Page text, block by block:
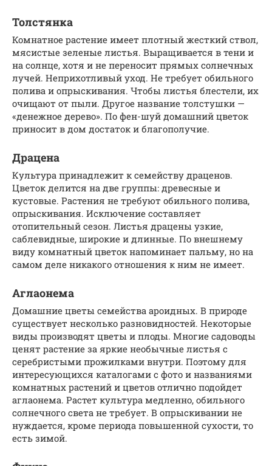
Толстянка
Комнатное растение имеет плотный жесткий ствол,
мясистые зеленые листья. Выращивается в тени и
на солнце, хотя и не переносит прямых солнечных
лучей. Неприхотливый уход. Не требует обильного
полива и опрыскивания. Чтобы листья блестели, их
очищают от пыли. Другое название толстушки —
«денежное дерево». По фен-шуй домашний цветок
приносит в дом достаток и благополучие.
Драцена
Культура принадлежит к семейству драценов.
Цветок делится на две группы: древесные и
кустовые. Растения не требуют обильного полива,
опрыскивания. Исключение составляет
отопительный сезон. Листья драцены узкие,
саблевидные, широкие и длинные. По внешнему
виду комнатный цветок напоминает пальму, но на
самом деле никакого отношения к ним не имеет.
Аглаонема
Домашние цветы семейства ароидных. В природе
существует несколько разновидностей. Некоторые
виды производят цветы и плоды. Многие садоводы
ценят растение за яркие необычные листья с
серебристыми прожилками внутри. Поэтому для
интересующихся каталогами с фото и названиями
комнатных растений и цветов отлично подойдет
аглаонема. Растет культура медленно, обильного
солнечного света не требует. В опрыскивании не
нуждается, кроме периода повышенной сухости, то
есть зимой.